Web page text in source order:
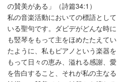
の賛美がある」（詩篇34:1）
私の音楽活動においての標語として
いる聖句です。ダビデがどんな時に
も竪琴をもって主をほめたたえてい
たように、私もピアノという楽器を
もって日々の恵み、溢れる感謝、愛
を告白すること、それが私の主なる